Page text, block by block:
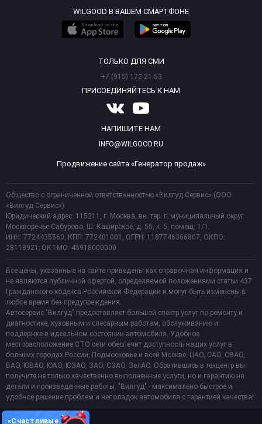
WILGOOD В ВАШЕМ СМАРТФОНЕ
ТОЛЬКО ДЛЯ СМИ
+7 (915) 172-21-53
ПРИСОЕДИНЯЙТЕСЬ К НАМ
НАПИШИТЕ НАМ
INFO@WILGOOD.RU
Продвижение сайта «Генератор продаж»
Общество с ограниченной ответственностью «Вилгуд Сервис» (ООО
«Вилгуд Сервис»)
Юридический адрес: 115211, г. Москва, вн. тер. г. муниципальный округ
Москворечье-Сабурово, Ш. Каширское, д. 55, к. 5, помещ. 1/1.
ИНН: 7724435560, КПП: 772401001, ОГРН: 1187746366807, ОКПО:
28118921; ОКТМО: 45918000000
Все цены, указанные на сайте приведены как справочная информация и
не являются публичной офертой, определяемой положениями статьи 437
Гражданского кодекса Российской Федерации и могут быть изменены в
любое время без предупреждения.
Автосервис "Вилгуд" предоставляет большой спектр услуг по ремонту и
диагностике, кузовным и слесарным работам, обслуживанию и
поддержке в идеальном состоянии автомобиля. Удобное
месторасположение СТО сети обеспечит доступность наших услуг в
больших городах России, Подмосковье и всей Москве: ЦАО, САО, СВАО,
ВАО, ЮВАО, ЮАО, ЮЗАО, ЗАО, СЗАО, ЗелАО. Обратившись в техцентр вы
получите не только качественно выполненные услуги, но и гарантию на
детали и произведенные работы. "Вилгуд" - максимально быстрое и
удобное решение проблем и неполадок автомобиля с гарантией качества!
«Счастливые